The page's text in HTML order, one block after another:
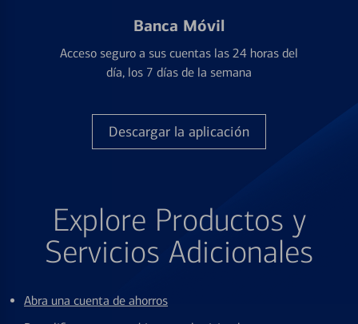
Banca Móvil
Acceso seguro a sus cuentas las 24 horas del
día, los 7 días de la semana
Descargar la aplicación
Explore Productos y
Servicios Adicionales
Abra una cuenta de ahorros